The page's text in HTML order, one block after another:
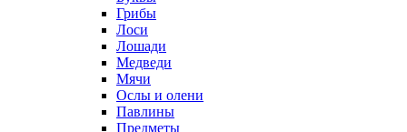
Грибы
Лоси
Лошади
Медведи
Мячи
Ослы и олени
Павлины
Предметы